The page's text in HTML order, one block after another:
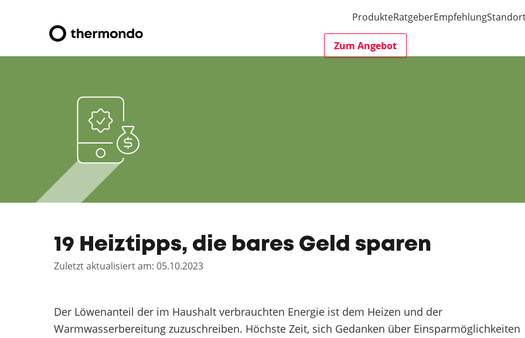
ProdukteRatgeberEmpfehlung
Zum Angebot
19 Heiztipps, die bares Geld sparen
Zuletzt aktualisiert am: 05.10.2023
Der Löwenanteil der im Haushalt verbrauchten Energie ist dem Heizen und der
Warmwasserbereitung zuzuschreiben. Höchste Zeit, sich Gedanken über Einsparmöglichkeiten